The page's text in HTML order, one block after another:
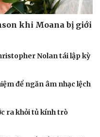
khi Moana bị giới
Nolan tái lập kỳ
để ngăn âm nhạc lệch
ra khỏi tủ kính trò